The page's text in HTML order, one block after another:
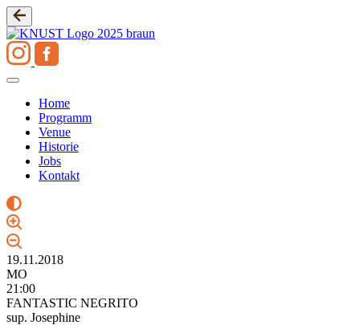
Zum
Inhalt
springen
Home
Programm
Venue
Historie
Jobs
Kontakt
19.11.2018
MO
21:00
FANTASTIC NEGRITO
sup. Josephine